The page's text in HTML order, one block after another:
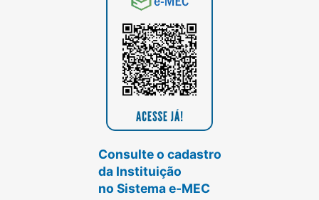
Consulte o cadastro
da Instituição
no Sistema e-MEC